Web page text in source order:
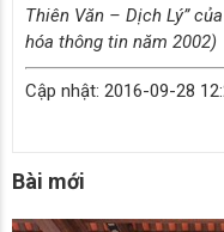
Thiên Văn – Dịch Lý”
hóa thông tin năm 2002)
Cập nhật: 2016-09-28
Bài mới